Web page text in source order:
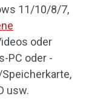
11/10/8/7,
oder
PC oder -
Speicherkarte,
usw.